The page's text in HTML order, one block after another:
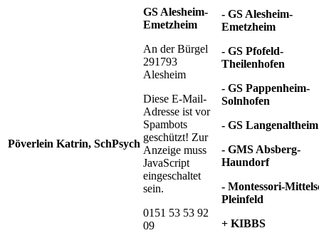
Pöverlein Katrin, SchPsych
GS Alesheim-
Emetzheim
An der Bürgel
291793
Alesheim
Diese E-Mail-
Adresse ist vor
Spambots
geschützt! Zur
Anzeige muss
JavaScript
eingeschaltet
sein.
0151 53 53 92
09
- GS Alesheim-
Emetzheim
- GS Pfofeld-
Theilenhofen
- GS Pappenheim-
Solnhofen
- GS Langenaltheim
- GMS Absberg-
Haundorf
- Montessori-
Pleinfeld
+ KIBBS